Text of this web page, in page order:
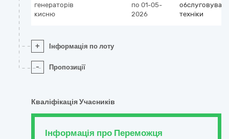
генераторів
кисню
по 01-05-
2026
техніки
+ Інформація по лоту
- Пропозиції
Кваліфікація Учасників
Інформація про Переможця